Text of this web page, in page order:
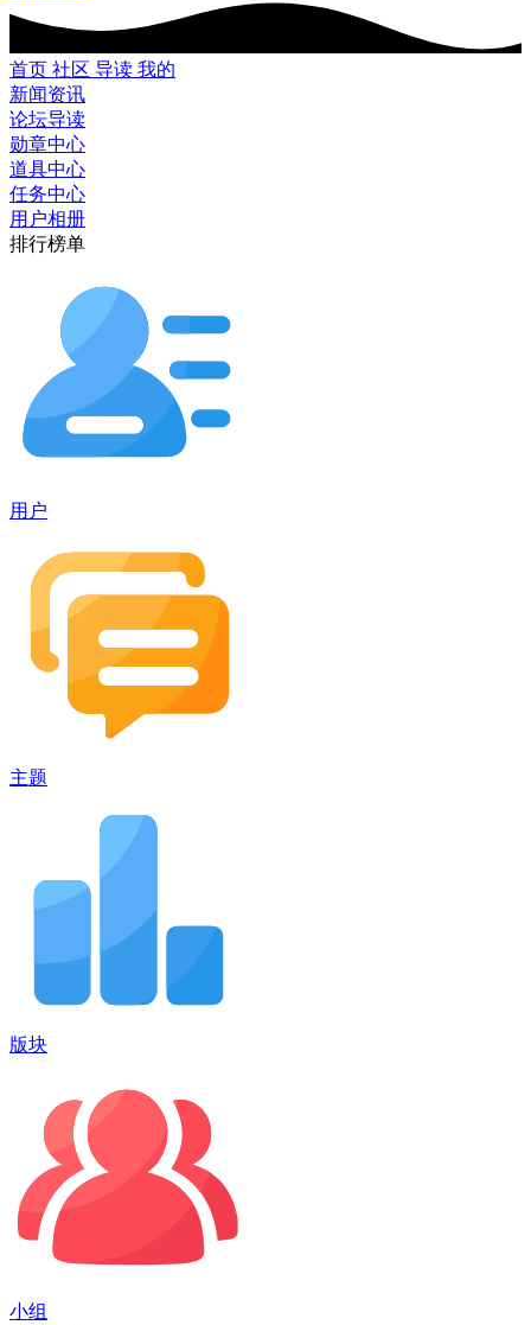
首页 社区 导读 我的
新闻资讯
论坛导读
勋章中心
道具中心
任务中心
用户相册
排行榜单
用户
主题
版块
小组